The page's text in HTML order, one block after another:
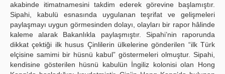
akabinde itimatnamesini takdim ederek görevine başlamıştır.
Sipahi, kabulü esnasında uygulanan teşrifat ve gelişmeleri
paylaşmayı uygun görmesinden dolayı, olayları bir rapor hâlinde
kaleme alarak Bakanlıkla paylaşmıştır. Sipahi’nin raporunda
dikkat çektiği ilk husus Çinlilerin ülkelerine gönderilen “ilk Türk
elçisine samimi bir hüsnü kabul” göstermeleri olmuştur. Sipahi,
kendisine gösterilen hüsnü kabulün İngiliz kolonisi olan Hong